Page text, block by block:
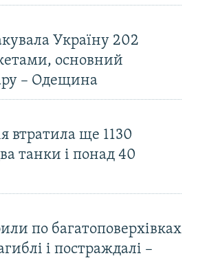
Україну 202
основний
– Одещина
втратила ще 1130
танки і понад 40
по багатоповерхівках
і постраждалі –